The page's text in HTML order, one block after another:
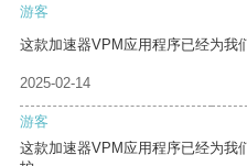
游客
这款加速器VPM应用程序已经为我
2025-02-14
游客
这款加速器VPM应用程序已经为我